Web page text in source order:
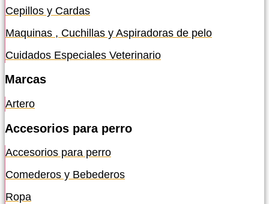
Cepillos y Cardas
Maquinas , Cuchillas y Aspiradoras de pelo
Cuidados Especiales Veterinario
Marcas
Artero
Accesorios para perro
Accesorios para perro
Comederos y Bebederos
Ropa